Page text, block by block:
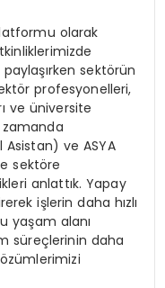
olarak
sektörün
profesyonelleri,
ve üniversite
zamanda
ve ASYA
sektöre
anlattık. Yapay
işlerin daha hızlı
yaşam alanı
süreçlerinin daha